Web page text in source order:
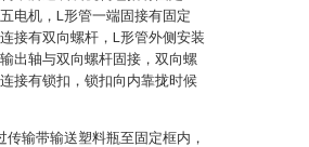
电机，L形管一端固接有固定
接有双向螺杆，L形管外侧安装
出轴与双向螺杆固接，双向螺
接有锁扣，锁扣向内靠拢时候
输带输送塑料瓶至固定框内，